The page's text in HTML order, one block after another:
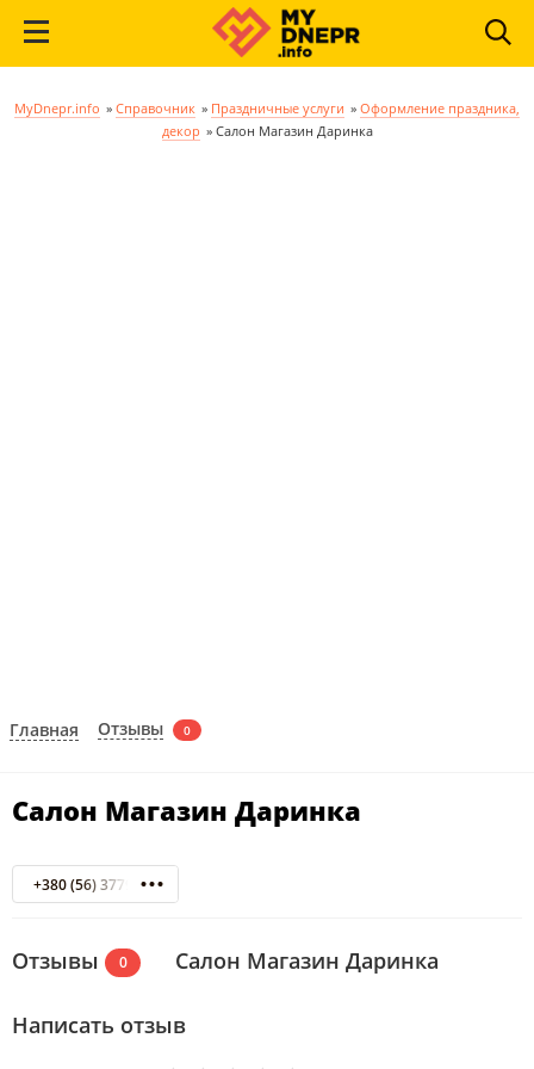
MyDnepr.info » Справочник » Праздничные услуги » Оформление праздника,
декор » Салон Магазин Даринка
Главная Отзывы 0
Салон Магазин Даринка
+380 (56) 3779031
Отзывы 0 Салон Магазин Даринка
Написать отзыв